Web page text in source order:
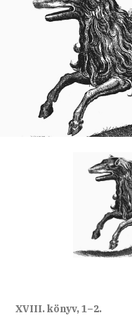
XVIII. könyv, 1–2.